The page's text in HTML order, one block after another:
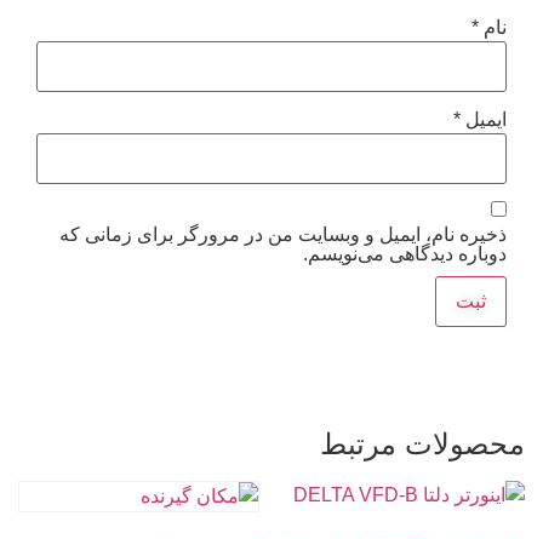
نام *
ایمیل *
ذخیره نام، ایمیل و وبسایت من در مرورگر برای زمانی که
دوباره دیدگاهی می‌نویسم.
محصولات مرتبط